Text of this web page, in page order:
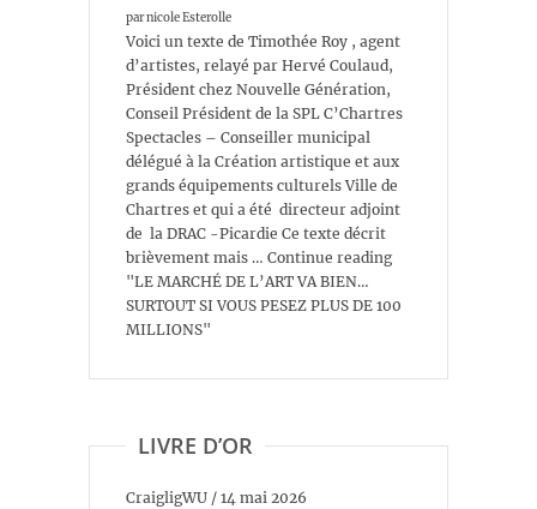
par nicole Esterolle
Voici un texte de Timothée Roy , agent
d’artistes, relayé par Hervé Coulaud,
Président chez Nouvelle Génération,
Conseil Président de la SPL C’Chartres
Spectacles – Conseiller municipal
délégué à la Création artistique et aux
grands équipements culturels Ville de
Chartres et qui a été directeur adjoint
de la DRAC -Picardie Ce texte décrit
brièvement mais … Continue reading
"LE MARCHÉ DE L’ART VA BIEN…
SURTOUT SI VOUS PESEZ PLUS DE 100
MILLIONS"
LIVRE D’OR
CraigligWU / 14 mai 2026